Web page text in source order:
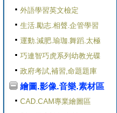
外語學習英文檢定
生活.勵志.相聲.企管學習
運動.減肥.瑜珈.舞蹈.太極
巧連智巧虎系列幼教光碟
政府考試,補習,命題題庫
繪圖.影像.音樂.素材區
CAD.CAM專業繪圖區